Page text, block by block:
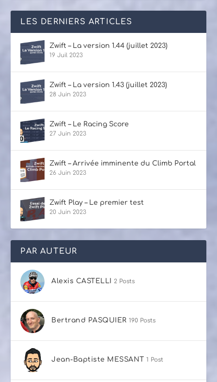
LES DERNIERS ARTICLES
Zwift – La version 1.44 (juillet 2023)
19 Juil 2023
Zwift – La version 1.43 (juillet 2023)
28 Juin 2023
Zwift – Le Racing Score
27 Juin 2023
Zwift – Arrivée imminente du Climb Portal
26 Juin 2023
Zwift Play – Le premier test
20 Juin 2023
PAR AUTEUR
Alexis CASTELLI 2 Posts
Bertrand PASQUIER 190 Posts
Jean-Baptiste MESSANT 1 Post